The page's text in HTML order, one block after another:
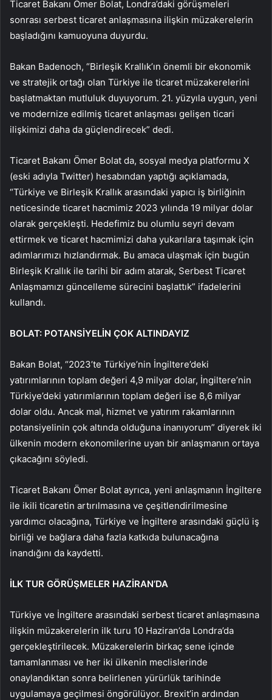
Ticaret Bakanı Ömer Bolat, Londra’daki görüşmeleri
sonrası serbest ticaret anlaşmasına ilişkin müzakerelerin
başladığını kamuoyuna duyurdu.
Bakan Badenoch, “Birleşik Krallık’ın önemli bir ekonomik
ve stratejik ortağı olan Türkiye ile ticaret müzakerelerini
başlatmaktan mutluluk duyuyorum. 21. yüzyıla uygun, yeni
ve modernize edilmiş ticaret anlaşması gelişen ticari
ilişkimizi daha da güçlendirecek” dedi.
Ticaret Bakanı Ömer Bolat da, sosyal medya platformu X
(eski adıyla Twitter) hesabından yaptığı açıklamada,
“Türkiye ve Birleşik Krallık arasındaki yapıcı iş birliğinin
neticesinde ticaret hacmimiz 2023 yılında 19 milyar dolar
olarak gerçekleşti. Hedefimiz bu olumlu seyri devam
ettirmek ve ticaret hacmimizi daha yukarılara taşımak için
adımlarımızı hızlandırmak. Bu amaca ulaşmak için bugün
Birleşik Krallık ile tarihi bir adım atarak, Serbest Ticaret
Anlaşmamızı güncelleme sürecini başlattık” ifadelerini
kullandı.
BOLAT: POTANSİYELİN ÇOK ALTINDAYIZ
Bakan Bolat, “2023’te Türkiye’nin İngiltere’deki
yatırımlarının toplam değeri 4,9 milyar dolar, İngiltere’nin
Türkiye’deki yatırımlarının toplam değeri ise 8,6 milyar
dolar oldu. Ancak mal, hizmet ve yatırım rakamlarının
potansiyelinin çok altında olduğuna inanıyorum” diyerek iki
ülkenin modern ekonomilerine uyan bir anlaşmanın ortaya
çıkacağını söyledi.
Ticaret Bakanı Ömer Bolat ayrıca, yeni anlaşmanın İngiltere
ile ikili ticaretin artırılmasına ve çeşitlendirilmesine
yardımcı olacağına, Türkiye ve İngiltere arasındaki güçlü iş
birliği ve bağlara daha fazla katkıda bulunacağına
inandığını da kaydetti.
İLK TUR GÖRÜŞMELER HAZİRAN’DA
Türkiye ve İngiltere arasındaki serbest ticaret anlaşmasına
ilişkin müzakerelerin ilk turu 10 Haziran’da Londra’da
gerçekleştirilecek. Müzakerelerin birkaç sene içinde
tamamlanması ve her iki ülkenin meclislerinde
onaylandıktan sonra belirlenen yürürlük tarihinde
uygulamaya geçilmesi öngörülüyor. Brexit’in ardından